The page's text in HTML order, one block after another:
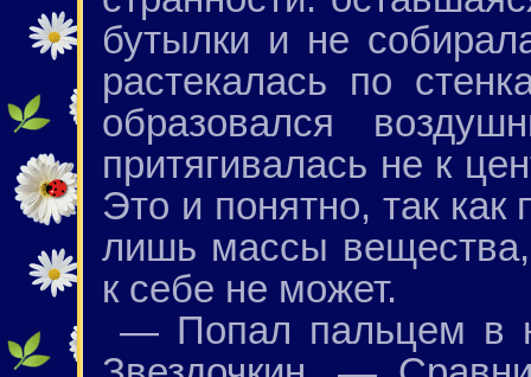
бутылки и не
растекалась по
образовался
притягивалась не к
Это и понятно, так как
лишь массы вещества,
к себе не может.
— Попал пальцем в